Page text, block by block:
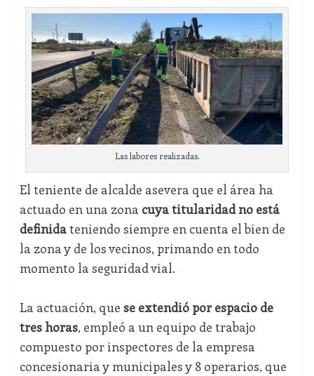
Las labores realizadas.
El teniente de alcalde asevera que el área ha
actuado en una zona cuya titularidad no está
definidateniendo siempre en cuenta el bien de
la zona y de los vecinos, primando en todo
momento la seguridad vial.
La actuación, que se extendió por espacio de
tres horas, empleó a un equipo de trabajo
compuesto por inspectores de la empresa
concesionaria y municipales y 8 operarios, que